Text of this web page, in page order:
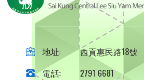
地址:
西貢惠民路18號
電話:
2791 6681